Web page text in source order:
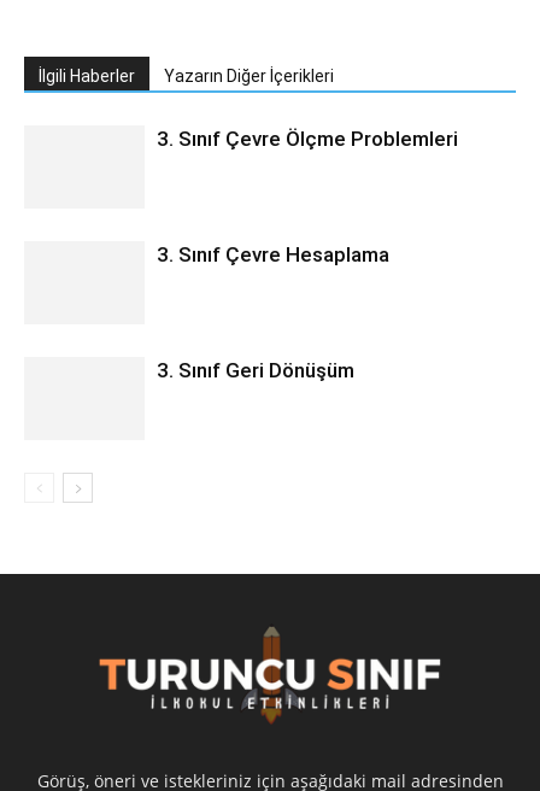
İlgili Haberler Yazarın Diğer İçerikleri
3. Sınıf Çevre Ölçme Problemleri
3. Sınıf Çevre Hesaplama
3. Sınıf Geri Dönüşüm
Görüş, öneri ve istekleriniz için aşağıdaki mail adresinden